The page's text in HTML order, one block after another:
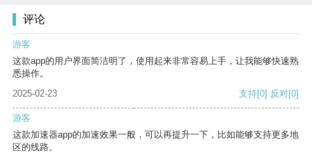
评论
游客
这款app的用户界面简洁明了，使用起来非常容易上手，让我能够快速熟
悉操作。
2025-02-23
支持[0] 反对[0]
游客
这款加速器app的加速效果一般，可以再提升一下，比如能够支持更多地
区的线路。